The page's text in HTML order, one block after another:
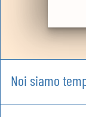
Noi siamo